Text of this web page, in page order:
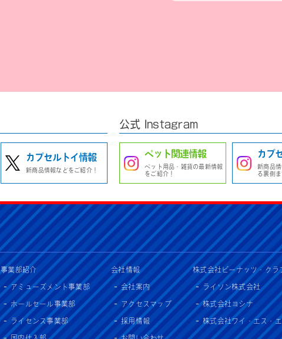
カプセルトイ情報
新商品情報などをご紹介！
公式 Instagram
ペット関連情報
ペット用品・雑貨の最新情報
をご紹介！
カプ
新商品
る裏側ま
事業部紹介
アミューズメント事業部
ホールセール事業部
ライセンス事業部
会社情報
会社案内
アクセスマップ
採用情報
株式会社ピーナッツ・クラ
ライソン株式会社
株式会社ヨシナ
株式会社ワイ・エス・エ